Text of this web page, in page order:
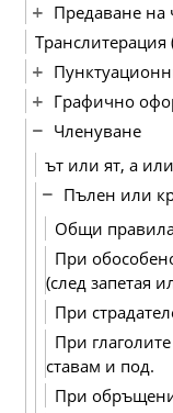
Предаване на
Транслитерация
Графично
Членуване
ът или ят, а
Пълен или
Общи
При
(след запетая
При
При
ставам и под.
При